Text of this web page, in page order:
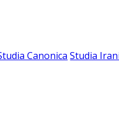
Canonica Studia